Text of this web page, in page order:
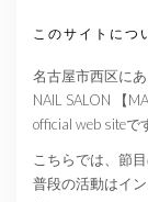
このサイトにつ
名古屋市西区に
NAIL SALON 【
official web siteで
こちらでは、節
普段の活動はイ